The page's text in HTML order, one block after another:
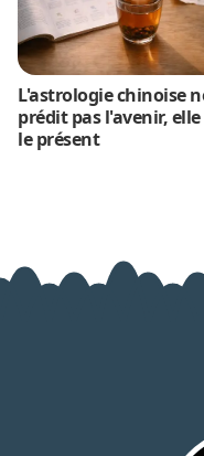
L'astrologie chinoise
prédit pas l'avenir,
le présent